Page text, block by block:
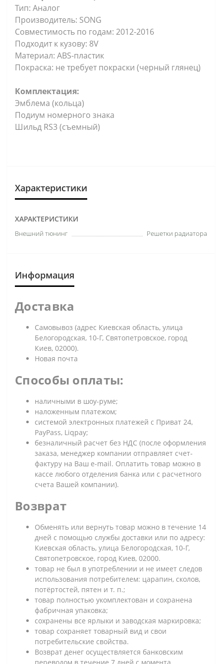
Тип: Аналог
Производитель: SONG
Совместимость по годам: 2012-2016
Подходит к кузову: 8V
Материал: ABS-пластик
Покраска: не требует покраски (черный глянец)
Комплектация:
Эмблема (кольца)
Подиум номерного знака
Шильд RS3 (съемный)
Характеристики
ХАРАКТЕРИСТИКИ
Внешний тюнинг Решетки радиатора
Информация
Доставка
Самовывоз (адрес Киевская область, улица
Белогородская, 10-Г, Святопетровское, город
Киев, 02000).
Новая почта
Способы оплаты:
наличными в шоу-руме;
наложенным платежом;
системой электронных платежей с Приват 24,
PayPass, Liqpay;
безналичный расчет без НДС (после оформления
заказа, менеджер компании отправляет счет-
фактуру на Ваш e-mail. Оплатить товар можно в
кассе любого отделения банка или с расчетного
счета Вашей компании).
Возврат
Обменять или вернуть товар можно в течение 14
дней с помощью службы доставки или по адресу:
Киевская область, улица Белогородская, 10-Г,
Святопетровское, город Киев, 02000.
товар не был в употреблении и не имеет следов
использования потребителем: царапин, сколов,
потёртостей, пятен и т. п.;
товар полностью укомплектован и сохранена
фабричная упаковка;
сохранены все ярлыки и заводская маркировка;
товар сохраняет товарный вид и свои
потребительские свойства.
Возврат денег осуществляется банковским